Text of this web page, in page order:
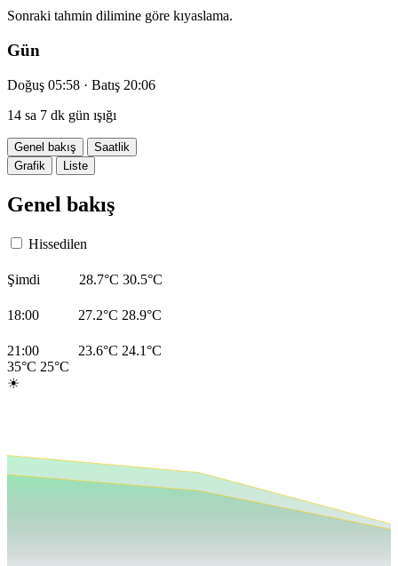
Sonraki tahmin dilimine göre kıyaslama.
Gün
Doğuş 05:58 · Batış 20:06
14 sa 7 dk gün ışığı
Genel bakış
Saatlik
Grafik
Liste
Genel bakış
Hissedilen
Şimdi 28.7°C 30.5°C
18:00 27.2°C 28.9°C
21:00 23.6°C 24.1°C
35°C 25°C
☀